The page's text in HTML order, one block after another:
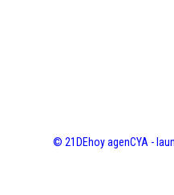
© 21DEhoy agenCYA -